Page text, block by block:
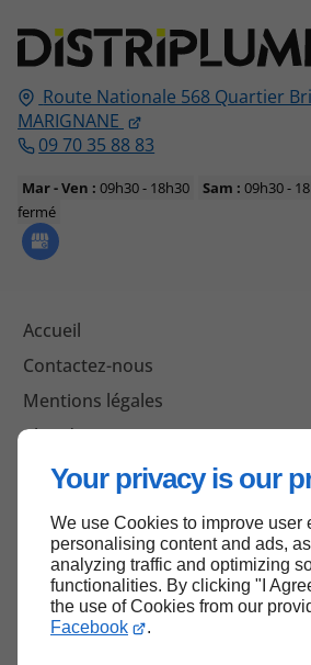
Your privacy is our
We use Cookies to improve user
personalising content and ads,
analyzing traffic and optimizing
functionalities. By clicking "I
the use of Cookies from our
Facebook
.
Route Nationale 568 Quartier
MARIGNANE
09 70 35 88 83
Mar - Ven : 09h30 - 18h30 Sam : 09h30 -
fermé
Accueil
Contactez-nous
Mentions légales
Plan du site
Haut de page